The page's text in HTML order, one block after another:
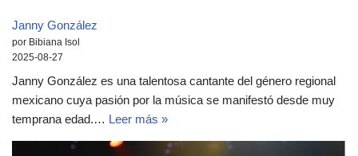
Janny González
por Bibiana Isol
2025-08-27
Janny González es una talentosa cantante del género regional
mexicano cuya pasión por la música se manifestó desde muy
temprana edad.… Leer más »